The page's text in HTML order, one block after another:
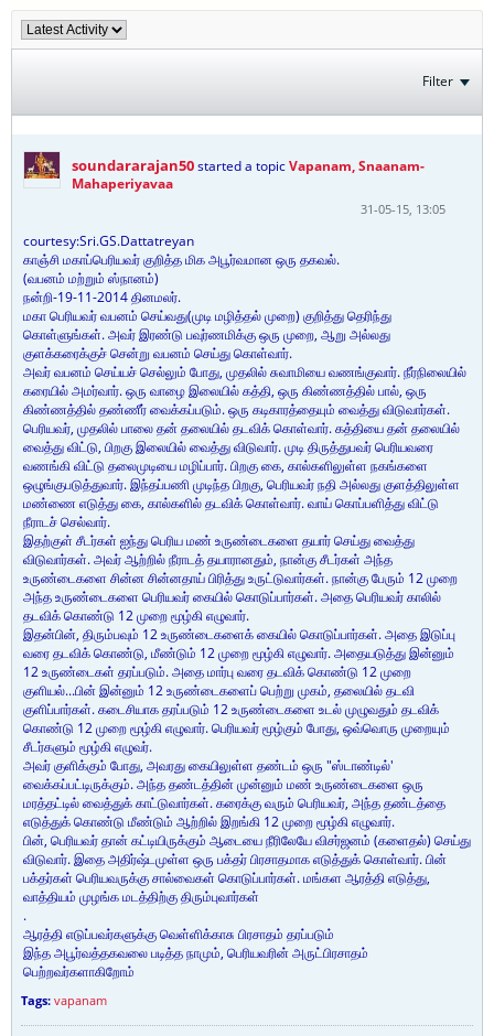
Filter
soundararajan50started a topicVapanam, Snaanam-
Mahaperiyavaa
31-05-15, 13:05
courtesy:Sri.GS.Dattatreyan
காஞ்சி மகாப்பெரியவர் குறித்த மிக அபூர்வமான ஒரு தகவல்.
(வபனம் மற்றும் ஸ்நானம்)
நன்றி-19-11-2014 தினமலர்.
மகா பெரியவர் வபனம் செய்வது(முடி மழித்தல் முறை) குறித்து தெரிந்து
கொள்ளுங்கள். அவர் இரண்டு பவுர்ணமிக்கு ஒரு முறை, ஆறு அல்லது
குளக்கரைக்குச் சென்று வபனம் செய்து கொள்வார்.
அவர் வபனம் செய்யச் செல்லும் போது, முதலில் சுவாமியை வணங்குவார். நீர்நிலையில்
கரையில் அமர்வார். ஒரு வாழை இலையில் கத்தி, ஒரு கிண்ணத்தில் பால், ஒரு
கிண்ணத்தில் தண்ணீர் வைக்கப்படும். ஒரு கடிகாரத்தையும் வைத்து விடுவார்கள்.
பெரியவர், முதலில் பாலை தன் தலையில் தடவிக் கொள்வார். கத்தியை தன் தலையில்
வைத்து விட்டு, பிறகு இலையில் வைத்து விடுவார். முடி திருத்துபவர் பெரியவரை
வணங்கி விட்டு தலைமுடியை மழிப்பார். பிறகு கை, கால்களிலுள்ள நகங்களை
ஒழுங்குபடுத்துவார். இந்தப்பணி முடிந்த பிறகு, பெரியவர் நதி அல்லது குளத்திலுள்ள
மண்ணை எடுத்து கை, கால்களில் தடவிக் கொள்வார். வாய் கொப்பளித்து விட்டு
நீராடச் செல்வார்.
இதற்குள் சீடர்கள் ஐந்து பெரிய மண் உருண்டைகளை தயார் செய்து வைத்து
விடுவார்கள். அவர் ஆற்றில் நீராடத் தயாரானதும், நான்கு சீடர்கள் அந்த
உருண்டைகளை சின்ன சின்னதாய் பிரித்து உருட்டுவார்கள். நான்கு பேரும் 12 முறை
அந்த உருண்டைகளை பெரியவர் கையில் கொடுப்பார்கள். அதை பெரியவர் காலில்
தடவிக் கொண்டு 12 முறை மூழ்கி எழுவார்.
இதன்பின், திரும்பவும் 12 உருண்டைகளைக் கையில் கொடுப்பார்கள். அதை இடுப்பு
வரை தடவிக் கொண்டு, மீண்டும் 12 முறை மூழ்கி எழுவார். அதையடுத்து இன்னும்
12 உருண்டைகள் தரப்படும். அதை மார்பு வரை தடவிக் கொண்டு 12 முறை
குளியல்...பின் இன்னும் 12 உருண்டைகளைப் பெற்று முகம், தலையில் தடவி
குளிப்பார்கள். கடைசியாக தரப்படும் 12 உருண்டைகளை உடல் முழுவதும் தடவிக்
கொண்டு 12 முறை மூழ்கி எழுவார். பெரியவர் மூழ்கும் போது, ஒவ்வொரு முறையும்
சீடர்களும் மூழ்கி எழுவர்.
அவர் குளிக்கும் போது, அவரது கையிலுள்ள தண்டம் ஒரு "ஸ்டாண்டில்'
வைக்கப்பட்டிருக்கும். அந்த தண்டத்தின் முன்னும் மண் உருண்டைகளை ஒரு
மரத்தட்டில் வைத்துக் காட்டுவார்கள். கரைக்கு வரும் பெரியவர், அந்த தண்டத்தை
எடுத்துக் கொண்டு மீண்டும் ஆற்றில் இறங்கி 12 முறை மூழ்கி எழுவார்.
பின், பெரியவர் தான் கட்டியிருக்கும் ஆடையை நீரிலேயே விசர்ஜனம் (களைதல்) செய்து
விடுவார். இதை அதிர்ஷ்டமுள்ள ஒரு பக்தர் பிரசாதமாக எடுத்துக் கொள்வார். பின்
பக்தர்கள் பெரியவருக்கு சால்வைகள் கொடுப்பார்கள். மங்கள ஆரத்தி எடுத்து,
வாத்தியம் முழங்க மடத்திற்கு திரும்புவார்கள்
.
ஆரத்தி எடுப்பவர்களுக்கு வெள்ளிக்காசு பிரசாதம் தரப்படும்
இந்த அபூர்வத்தகவலை படித்த நாமும், பெரியவரின் அருட்பிரசாதம்
பெற்றவர்களாகிறோம்
Tags: vapanam